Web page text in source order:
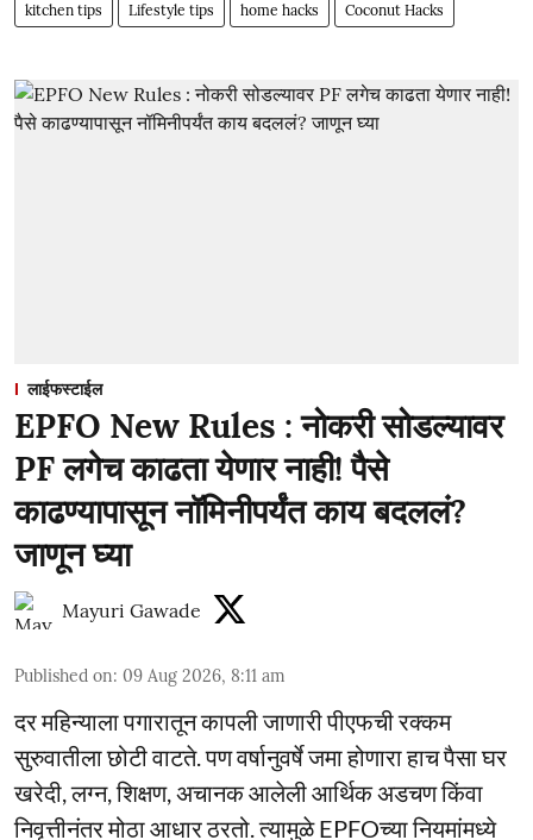
kitchen tips Lifestyle tips home hacks Coconut Hacks
लाईफस्टाईल
EPFO New Rules : नोकरी सोडल्यावर
PF लगेच काढता येणार नाही! पैसे
काढण्यापासून नॉमिनीपर्यंत काय बदललं?
जाणून घ्या
Mayuri Gawade
Published on: 09 Aug 2026, 8:11 am
दर महिन्याला पगारातून कापली जाणारी पीएफची रक्कम
सुरुवातीला छोटी वाटते. पण वर्षानुवर्षे जमा होणारा हाच पैसा घर
खरेदी, लग्न, शिक्षण, अचानक आलेली आर्थिक अडचण किंवा
निवृत्तीनंतर मोठा आधार ठरतो. त्यामुळे EPFOच्या नियमांमध्ये